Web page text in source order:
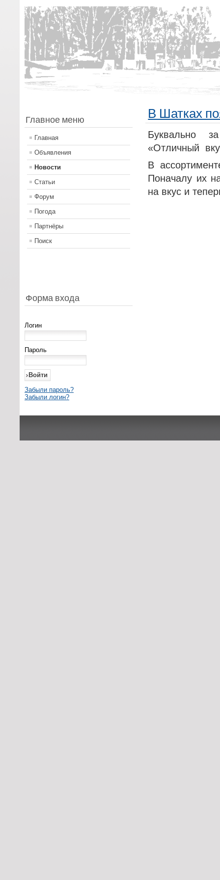
Главное меню
Главная
Объявления
Новости
Статьи
Форум
Погода
Партнёры
Поиск
Форма входа
Логин
Пароль
Забыли пароль?
Забыли логин?
В Шатках
Буквально
«Отличный
В
Поначалу их
на вкус и